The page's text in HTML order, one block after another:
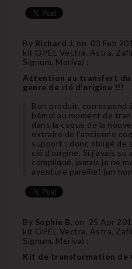
By Richard J. on 03 Feb
kit OPEL Vectra, Astra,
Signum, Meriva) :
Attention au transfert du
genre de clé d'origine !!!
Bon produit, correspond
bémol au moment de
dans la coque de la
extraire de l'ancienne
support ; donc obligé de
clé d'origine. Si j'avais su
compliqué, jamais je ne
aventure pareille! (un
By Sophie B. on 25 Apr
kit OPEL Vectra, Astra,
Signum, Meriva) :
Kit de transformation de